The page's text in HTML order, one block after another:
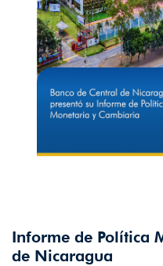
Informe de Política
de Nicaragua